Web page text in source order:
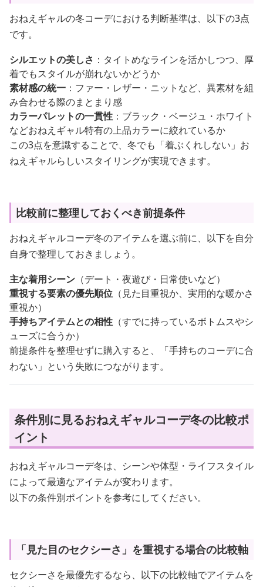
おねえギャルの冬コーデにおける判断基準は、以下の3点
です。
シルエットの美しさ ：タイトめなラインを活かしつつ、厚
着でもスタイルが崩れないかどうか
素材感の統一 ：ファー・レザー・ニットなど、異素材を組
み合わせる際のまとまり感
カラーパレットの一貫性 ：ブラック・ベージュ・ホワイト
などおねえギャル特有の上品カラーに絞れているか
この3点を意識することで、冬でも「着ぶくれしない」お
ねえギャルらしいスタイリングが実現できます。
比較前に整理しておくべき前提条件
おねえギャルコーデ冬のアイテムを選ぶ前に、以下を自分
自身で整理しておきましょう。
主な着用シーン （デート・夜遊び・日常使いなど）
重視する要素の優先順位 （見た目重視か、実用的な暖かさ
重視か）
手持ちアイテムとの相性 （すでに持っているボトムスやシ
ューズに合うか）
前提条件を整理せずに購入すると、「手持ちのコーデに合
わない」という失敗につながります。
条件別に見るおねえギャルコーデ冬の比較ポ
イント
おねえギャルコーデ冬は、シーンや体型・ライフスタイル
によって最適なアイテムが変わります。
以下の条件別ポイントを参考にしてください。
「見た目のセクシーさ」を重視する場合の比較軸
セクシーさを最優先するなら、以下の比較軸でアイテムを